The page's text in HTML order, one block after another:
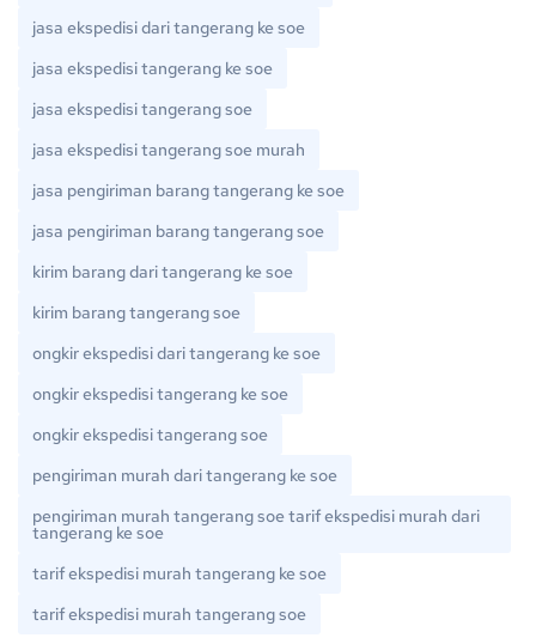
jasa ekspedisi dari tangerang ke soe
jasa ekspedisi tangerang ke soe
jasa ekspedisi tangerang soe
jasa ekspedisi tangerang soe murah
jasa pengiriman barang tangerang ke soe
jasa pengiriman barang tangerang soe
kirim barang dari tangerang ke soe
kirim barang tangerang soe
ongkir ekspedisi dari tangerang ke soe
ongkir ekspedisi tangerang ke soe
ongkir ekspedisi tangerang soe
pengiriman murah dari tangerang ke soe
pengiriman murah tangerang soe tarif ekspedisi murah dari
tangerang ke soe
tarif ekspedisi murah tangerang ke soe
tarif ekspedisi murah tangerang soe